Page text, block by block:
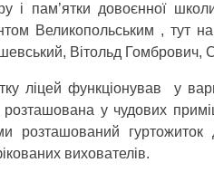
і пам’ятки довоєнної
Великопольським , тут
Вітольд Гомбрович,
ліцей функціонував у
у чудових
розташований
вихователів.